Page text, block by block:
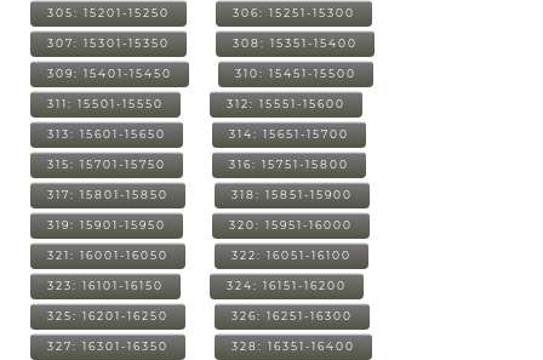
305: 15201-15250 306: 15251-15300
307: 15301-15350 308: 15351-15400
309: 15401-15450 310: 15451-15500
311: 15501-15550 312: 15551-15600
313: 15601-15650 314: 15651-15700
315: 15701-15750 316: 15751-15800
317: 15801-15850 318: 15851-15900
319: 15901-15950 320: 15951-16000
321: 16001-16050 322: 16051-16100
323: 16101-16150 324: 16151-16200
325: 16201-16250 326: 16251-16300
327: 16301-16350 328: 16351-16400